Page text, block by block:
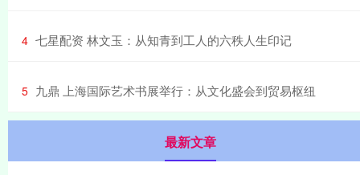
4 ​七星配资 林文玉：从知青到工人的六秩人生印记
5 ​九鼎 上海国际艺术书展举行：从文化盛会到贸易枢纽
最新文章